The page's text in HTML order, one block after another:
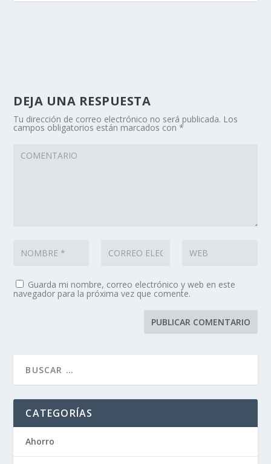
DEJA UNA RESPUESTA
Tu dirección de correo electrónico no será publicada. Los
campos obligatorios están marcados con*
Guarda mi nombre, correo electrónico y web en este
navegador para la próxima vez que comente.
CATEGORÍAS
Ahorro